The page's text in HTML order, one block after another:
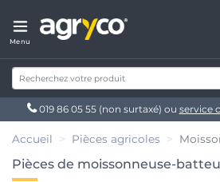
Menu
019 86 05 55 (non surtaxé) ou service
Accueil Pièces agricoles
Pièces de moissonneuse-